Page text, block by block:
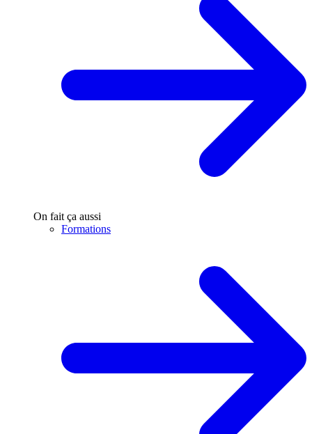
On fait ça aussi
Formations